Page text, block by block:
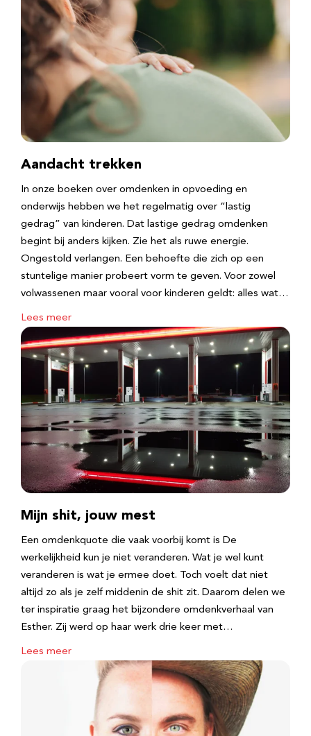
Aandacht trekken
In onze boeken over omdenken in opvoeding en
onderwijs hebben we het regelmatig over “lastig
gedrag” van kinderen. Dat lastige gedrag omdenken
begint bij anders kijken. Zie het als ruwe energie.
Ongestold verlangen. Een behoefte die zich op een
stuntelige manier probeert vorm te geven. Voor zowel
volwassenen maar vooral voor kinderen geldt: alles wat…
Lees meer
Mijn shit, jouw mest
Een omdenkquote die vaak voorbij komt is De
werkelijkheid kun je niet veranderen. Wat je wel kunt
veranderen is wat je ermee doet. Toch voelt dat niet
altijd zo als je zelf middenin de shit zit. Daarom delen we
ter inspiratie graag het bijzondere omdenkverhaal van
Esther. Zij werd op haar werk drie keer met…
Lees meer